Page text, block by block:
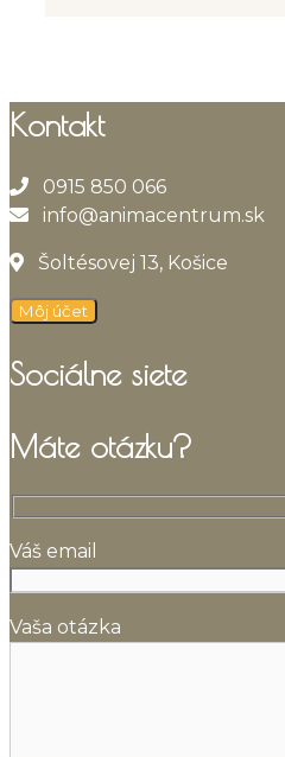
Kontakt
0915 850 066
info@animacentrum.sk
Šoltésovej 13, Košice
Môj účet
Sociálne siete
Máte otázku?
Váš email
Vaša otázka